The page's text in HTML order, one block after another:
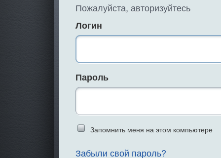
Пожалуйста, авторизуйтесь
Логин
Пароль
Введите слово
Запомнить меня на этом компьютере
Забыли свой пароль?